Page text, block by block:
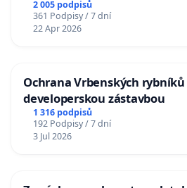
2 005 podpisů
361 Podpisy / 7 dní
22 Apr 2026
Ochrana Vrbenských
developerskou zástavbou
1 316 podpisů
192 Podpisy / 7 dní
3 Jul 2026